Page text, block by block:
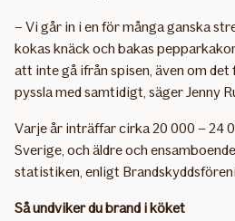
– Vi går in i en för många ganska
kokas knäck och bakas
att inte gå ifrån spisen, även om det
pyssla med samtidigt, säger Jenny
Varje år inträffar cirka 20 000 – 24
Sverige, och äldre och
statistiken, enligt
Så undviker du brand i köket